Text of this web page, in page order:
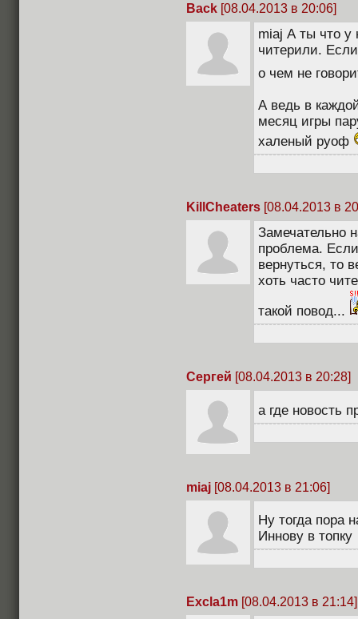
Back [08.04.2013 в 20:06]
miaj А ты что у
читерили.
о чем не
А ведь в
месяц игры
халеный руоф
KillCheaters [08.04.2013 в
Замечательно
проблема.
вернуться, то
хоть часто
такой повод...
Сергей [08.04.2013 в 20:28]
а где новость
miaj [08.04.2013 в 21:06]
Ну тогда пора
Иннову в топку
Excla1m [08.04.2013 в 21:14]